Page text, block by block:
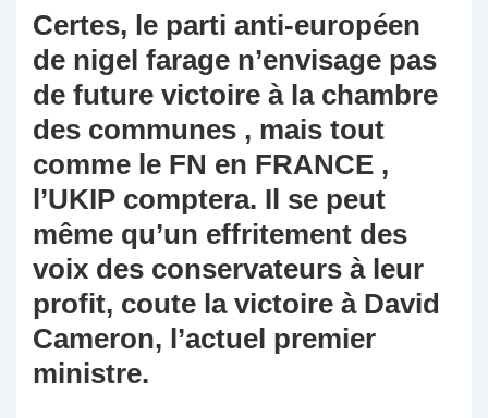
Certes, le parti anti-européen
de nigel farage n’envisage pas
de future victoire à la chambre
des communes , mais tout
comme le FN en FRANCE ,
l’UKIP comptera. Il se peut
même qu’un effritement des
voix des conservateurs à leur
profit, coute la victoire à David
Cameron, l’actuel premier
ministre.